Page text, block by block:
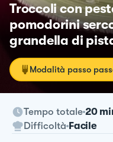
Troccoli con
pomodorini
grandella di
tonno
Modalità passo
Tempo totale 20
Difficoltà Facile